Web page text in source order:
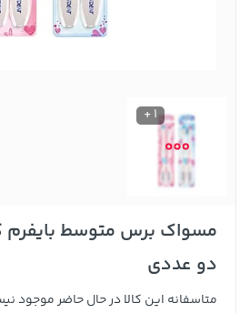
1 +
مسواک برس متوسط بایفرم
دو عددی
متاسفانه این کالا در حال حاضر موجود